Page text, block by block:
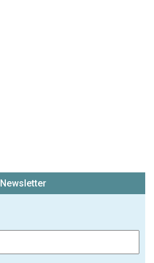
Newsletter